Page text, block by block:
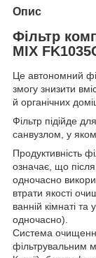
Опис
Фільтр
MIX
Це автономний
змогу знизити
й органічних
Фільтр підійде
санвузлом, у
Продуктивність
означає, що
одночасно
втрати якості
ванній кімнаті
одночасно).
Система
фільтрувальним